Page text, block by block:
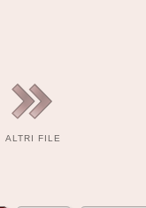
ALTRI FILE